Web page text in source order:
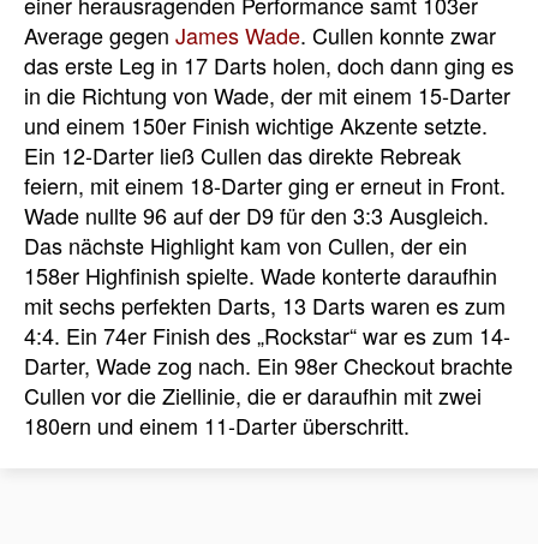
Average gegen James Wade. Cullen konnte zwar
das erste Leg in 17 Darts holen, doch dann ging es
in die Richtung von Wade, der mit einem 15-Darter
und einem 150er Finish wichtige Akzente setzte.
Ein 12-Darter ließ Cullen das direkte Rebreak
feiern, mit einem 18-Darter ging er erneut in Front.
Wade nullte 96 auf der D9 für den 3:3 Ausgleich.
Das nächste Highlight kam von Cullen, der ein
158er Highfinish spielte. Wade konterte daraufhin
mit sechs perfekten Darts, 13 Darts waren es zum
4:4. Ein 74er Finish des „Rockstar“ war es zum 14-
Darter, Wade zog nach. Ein 98er Checkout brachte
Cullen vor die Ziellinie, die er daraufhin mit zwei
180ern und einem 11-Darter überschritt.